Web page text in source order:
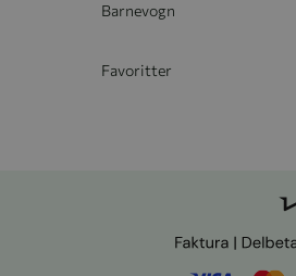
Barnevogn
Favoritter